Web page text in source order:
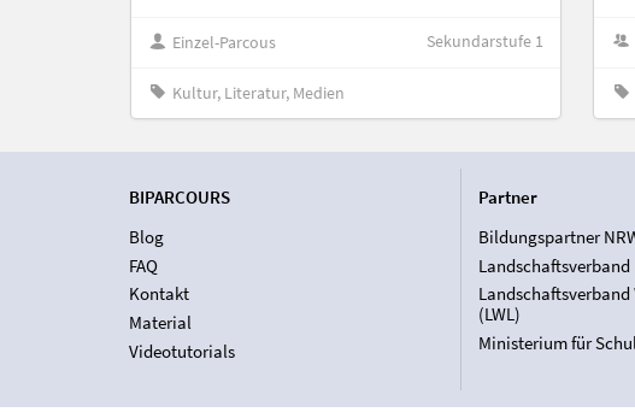
Einzel-Parcous Sekundarstufe 1
Kultur, Literatur, Medien
BIPARCOURS
Blog
FAQ
Kontakt
Material
Videotutorials
Partner
Bildungspartner
Landschaftsverband
(LWL)
Ministerium für